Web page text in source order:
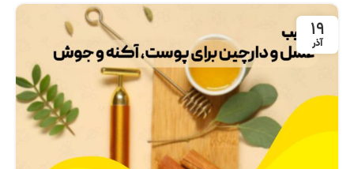
19
آذر